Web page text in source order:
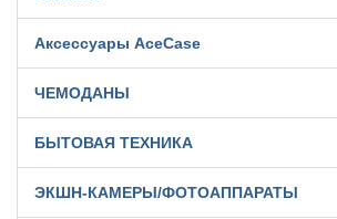
Аксессуары AceCase
ЧЕМОДАНЫ
БЫТОВАЯ ТЕХНИКА
ЭКШН-КАМЕРЫ/ФОТОАППАРАТЫ